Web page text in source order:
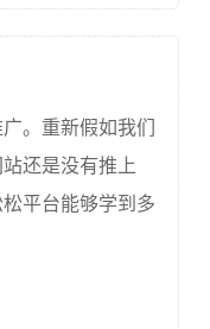
。重新假如我们
还是没有推上
平台能够学到多